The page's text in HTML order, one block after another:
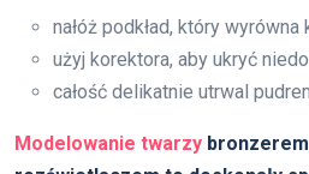
nałóż podkład, który
użyj korektora, aby ukryć
całość delikatnie utrwal
Modelowanie twarzy